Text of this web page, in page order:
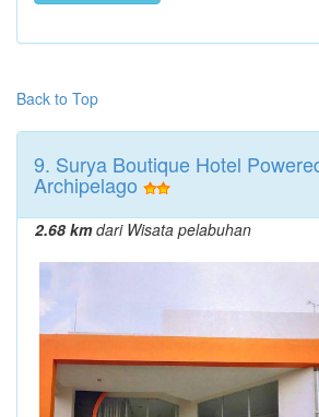
Back to Top
9. Surya Boutique Hotel
Archipelago
2.68 kmdari Wisata pelabuhan